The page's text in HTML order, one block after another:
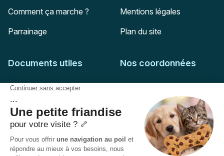
Comment ça marche ?
Parrainage
Mentions légales
Plan du site
Documents utiles
Feuille de soins
Conditions générales
Politique de confidentialité
Politique des Cookies
Nos coordonnées
51-55 rue Hoche
94767
Ivry-sur-Seine
Pas encore client ?
Mail :
adhesion@assuropoil.com